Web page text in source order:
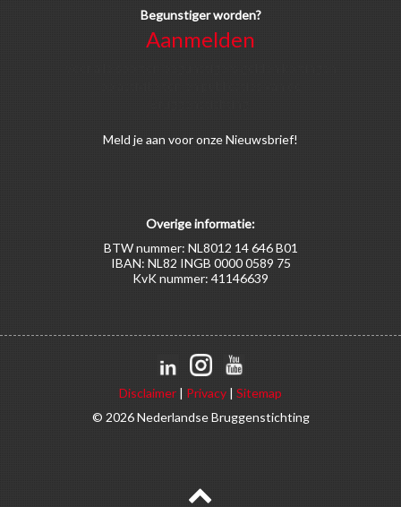
Begunstiger worden?
Aanmelden
Meld je aan voor onze Nieuwsbrief!
Overige informatie:
BTW nummer: NL8012 14 646 B01
IBAN: NL82 INGB 0000 0589 75
KvK nummer: 41146639
Disclaimer | Privacy | Sitemap
© 2026 Nederlandse Bruggenstichting